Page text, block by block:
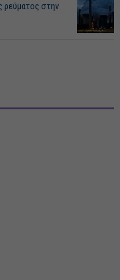
ρεύματος στην